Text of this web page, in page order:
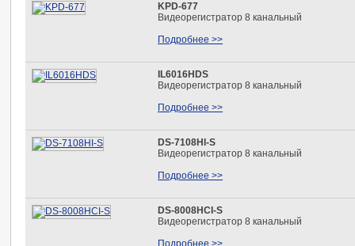
KPD-677
Видеорегистратор 8 канальный
Подробнее >>
IL6016HDS
Видеорегистратор 8 канальный
Подробнее >>
DS-7108HI-S
Видеорегистратор 8 канальный
Подробнее >>
DS-8008HCI-S
Видеорегистратор 8 канальный
Подробнее >>